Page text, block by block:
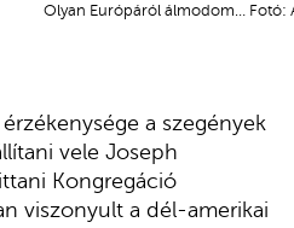
Olyan Európáról álmodom… Fotó:
a szegények
vele Joseph
Kongregáció
viszonyult a dél-amerikai